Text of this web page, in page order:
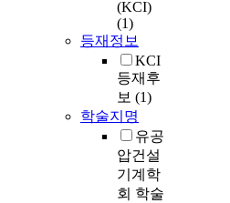
(KCI)
(1)
등재정보
KCI
등재후
보 (1)
학술지명
유공
압건설
기계학
회 학술